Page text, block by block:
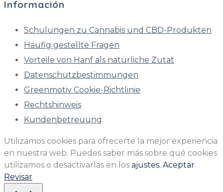
Información
Schulungen zu Cannabis und CBD-Produkten
Häufig gestellte Fragen
Vorteile von Hanf als natürliche Zutat
Datenschutzbestimmungen
Greenmotiv Cookie-Richtlinie
Rechtshinweis
Kundenbetreuung
Utilizamos cookies para ofrecerte la mejor experiencia
en nuestra web. Puedes saber más sobre qué cookies
utilizamos o desactivarlas en los ajustes. Aceptar
Revisar